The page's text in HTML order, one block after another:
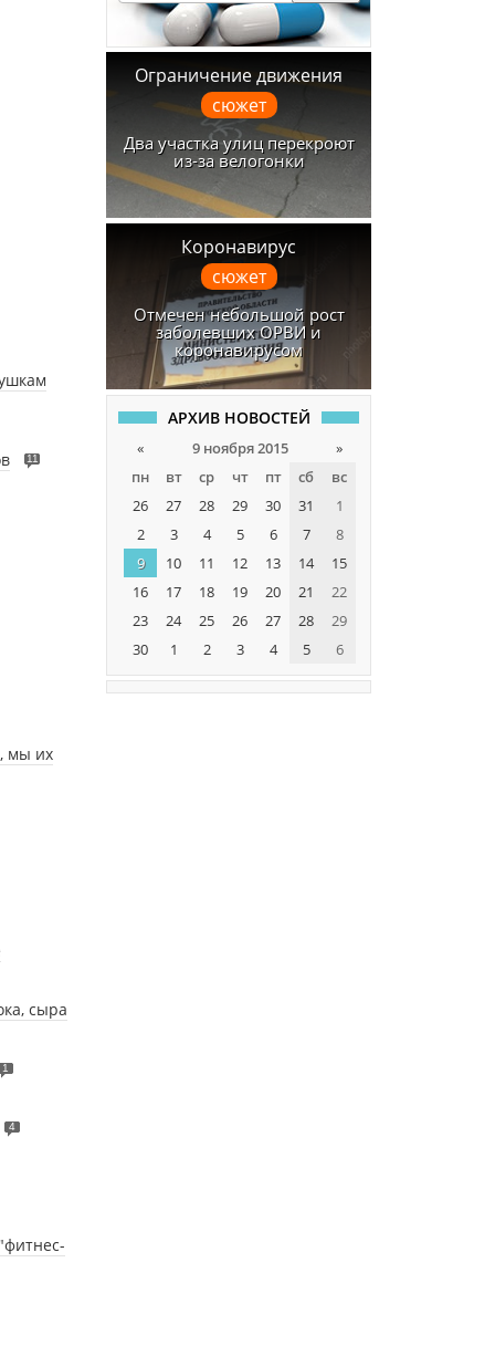
11
мы их
сыра
1
4
Ограничение движения
сюжет
Два участка улиц перекроют
из-за велогонки
Коронавирус
сюжет
Отмечен небольшой рост
заболевших ОРВИ и
коронавирусом
АРХИВ НОВОСТЕЙ
« 9 ноября 2015
»
пн
вт ср чт пт сб
вс
26
27 28 29 30 31
1
2
3 4 5 6 7
8
9
10 11 12 13 14
15
16
17 18 19 20 21
22
23
24 25 26 27 28
29
30
1 2 3 4 5 6